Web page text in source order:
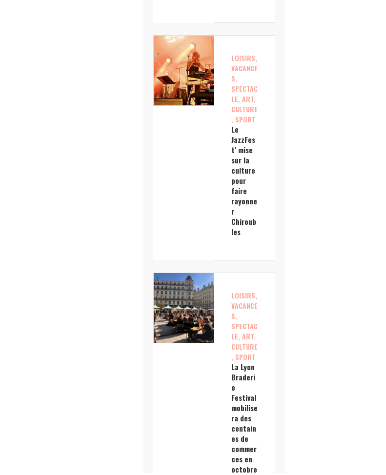
LOISIRS,
VACANCE
S,
SPECTAC
LE, ART,
CULTURE
, SPORT
Le
JazzFes
t’ mise
sur la
culture
pour
faire
rayonne
r
Chiroub
les
LOISIRS,
VACANCE
S,
SPECTAC
LE, ART,
CULTURE
, SPORT
La Lyon
Braderi
e
Festival
mobilise
ra des
centain
es de
commer
ces en
octobre